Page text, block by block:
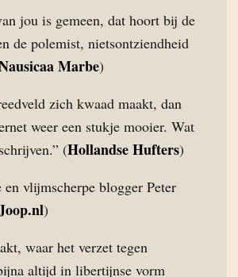
jou is gemeen, dat hoort bij de
de polemist, nietsontziendheid
Marbe)
zich kwaad maakt, dan
weer een stukje mooier. Wat
(Hollandse Hufters)
vlijmscherpe blogger Peter
)
waar het verzet tegen
altijd in libertijnse vorm